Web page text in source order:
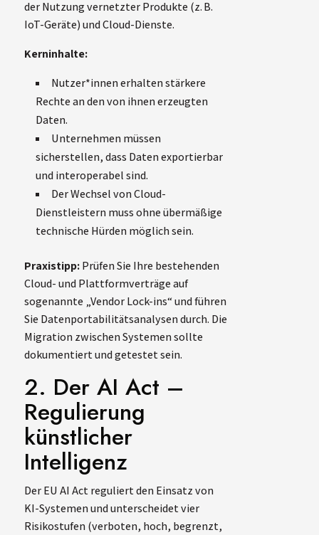
der Nutzung vernetzter Produkte (z. B.
IoT-Geräte) und Cloud-Dienste.
Kerninhalte:
Nutzer*innen erhalten stärkere
Rechte an den von ihnen erzeugten
Daten.
Unternehmen müssen
sicherstellen, dass Daten exportierbar
und interoperabel sind.
Der Wechsel von Cloud-
Dienstleistern muss ohne übermäßige
technische Hürden möglich sein.
Praxistipp:Prüfen Sie Ihre bestehenden
Cloud- und Plattformverträge auf
sogenannte „Vendor Lock-ins“ und führen
Sie Datenportabilitätsanalysen durch. Die
Migration zwischen Systemen sollte
dokumentiert und getestet sein.
2. Der AI Act –
Regulierung
künstlicher
Intelligenz
Der EU AI Act reguliert den Einsatz von
KI-Systemen und unterscheidet vier
Risikostufen (verboten, hoch, begrenzt,